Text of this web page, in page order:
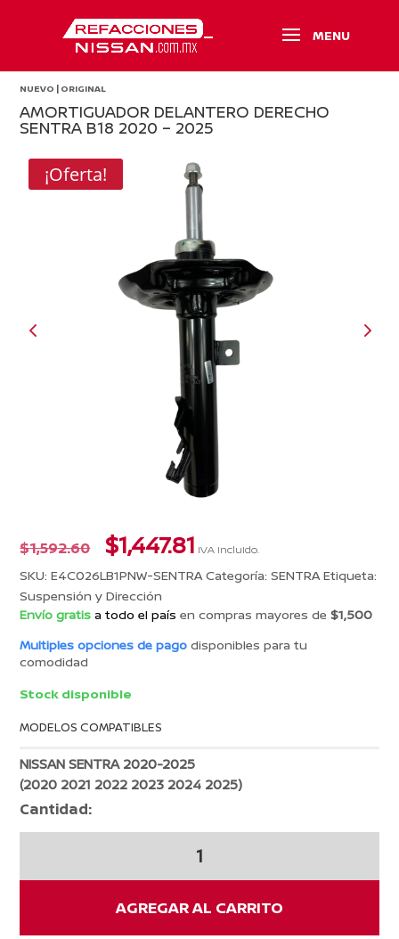
NUEVO | ORIGINAL
AMORTIGUADOR DELANTERO DERECHO
SENTRA B18 2020 – 2025
¡Oferta!
$1,592.60 El
precio
original
era:
$1,592.60.
$1,447.81El
precio
actual
es:
$1,447.81.
IVA incluido.
SKU:E4C026LB1PNW-SENTRA Categoría:SENTRA Etiqueta:
Suspensión y Dirección
Envío gratis a todo el paísen compras mayores de$1,500
Multiples opciones de pagodisponibles para tu
comodidad
Stock disponible
MODELOS COMPATIBLES
NISSAN SENTRA 2020-2025
(2020 2021 2022 2023 2024 2025)
Cantidad:
DERECHO
AGREGAR AL CARRITO